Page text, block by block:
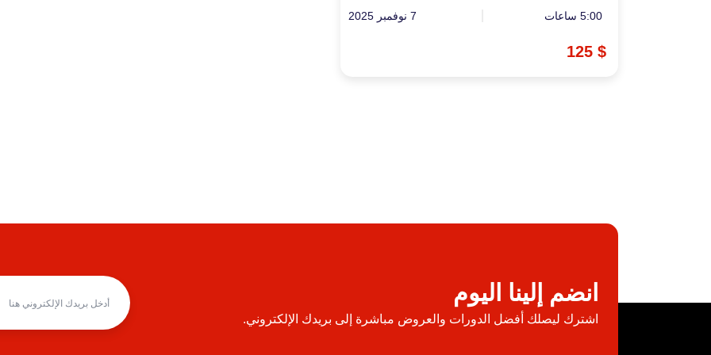
5:00 ساعات 7 نوفمبر 2025
$ 125
انضم إلينا اليوم
اشترك ليصلك أفضل الدورات والعروض مباشرة إلى بريدك الإلكتروني.